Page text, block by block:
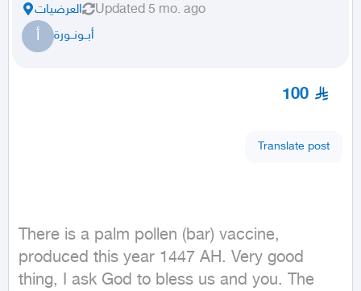
العرضيات Updated 5 mo. ago
أ أبــونــورة
100
Translate post
There is a palm pollen (bar) vaccine,
produced this year 1447 AH. Very good
thing, I ask God to bless us and you. The